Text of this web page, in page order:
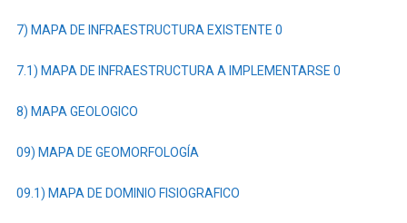
7) MAPA DE INFRAESTRUCTURA EXISTENTE 0
7.1) MAPA DE INFRAESTRUCTURA A IMPLEMENTARSE 0
8) MAPA GEOLOGICO
09) MAPA DE GEOMORFOLOGÍA
09.1) MAPA DE DOMINIO FISIOGRAFICO